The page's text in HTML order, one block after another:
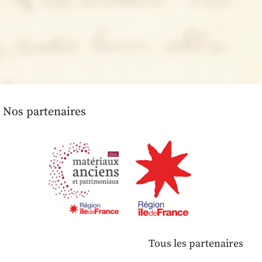
Nos partenaires
Tous les partenaires